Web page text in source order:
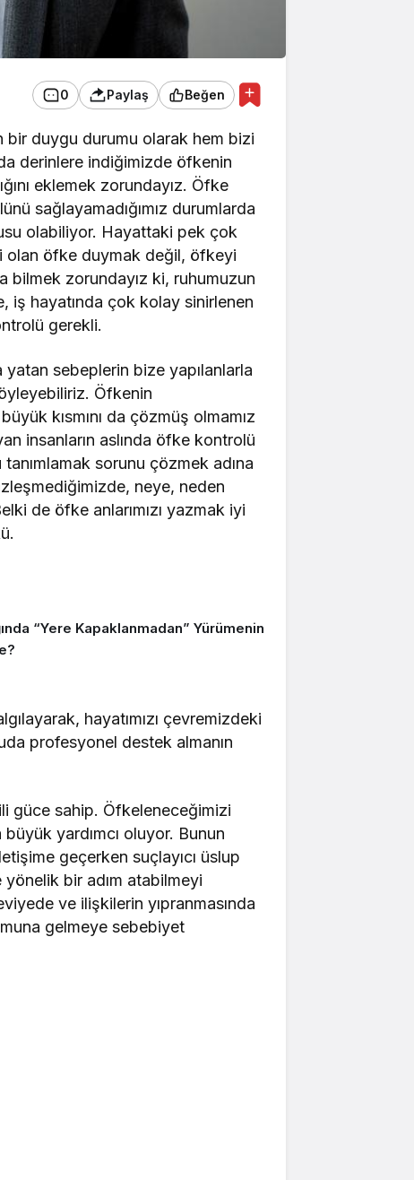
0 Paylaş Beğen
bir duygu durumu olarak hem bizi
derinlere indiğimizde öfkenin
eklemek zorundayız. Öfke
sağlayamadığımız durumlarda
olabiliyor. Hayattaki pek çok
olan öfke duymak değil, öfkeyi
bilmek zorundayız ki, ruhumuzun
iş hayatında çok kolay sinirlenen
gerekli.
sebeplerin bize yapılanlarla
Öfkenin
kısmını da çözmüş olmamız
insanların aslında öfke kontrolü
sorunu çözmek adına
neye, neden
de öfke anlarımızı yazmak iyi
“Yere Kapaklanmadan” Yürümenin
hayatımızı çevremizdeki
profesyonel destek almanın
güce sahip. Öfkeleneceğimizi
yardımcı oluyor. Bunun
geçerken suçlayıcı üslup
yönelik bir adım atabilmeyi
ve ilişkilerin yıpranmasında
gelmeye sebebiyet